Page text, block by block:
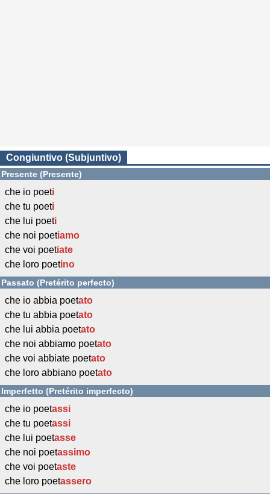
Congiuntivo (Subjuntivo)
Presente (Presente)
che io poeti
che tu poeti
che lui poeti
che noi poetiamo
che voi poetiate
che loro poetino
Passato (Pretérito perfecto)
che io abbia poetato
che tu abbia poetato
che lui abbia poetato
che noi abbiamo poetato
che voi abbiate poetato
che loro abbiano poetato
Imperfetto (Pretérito imperfecto)
che io poetassi
che tu poetassi
che lui poetasse
che noi poetassimo
che voi poetaste
che loro poetassero